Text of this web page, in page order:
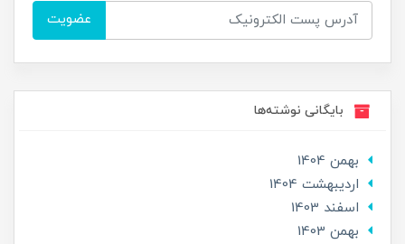
عضویت
بایگانی نوشته‌ها
بهمن 1404
ارديبهشت 1404
اسفند 1403
بهمن 1403